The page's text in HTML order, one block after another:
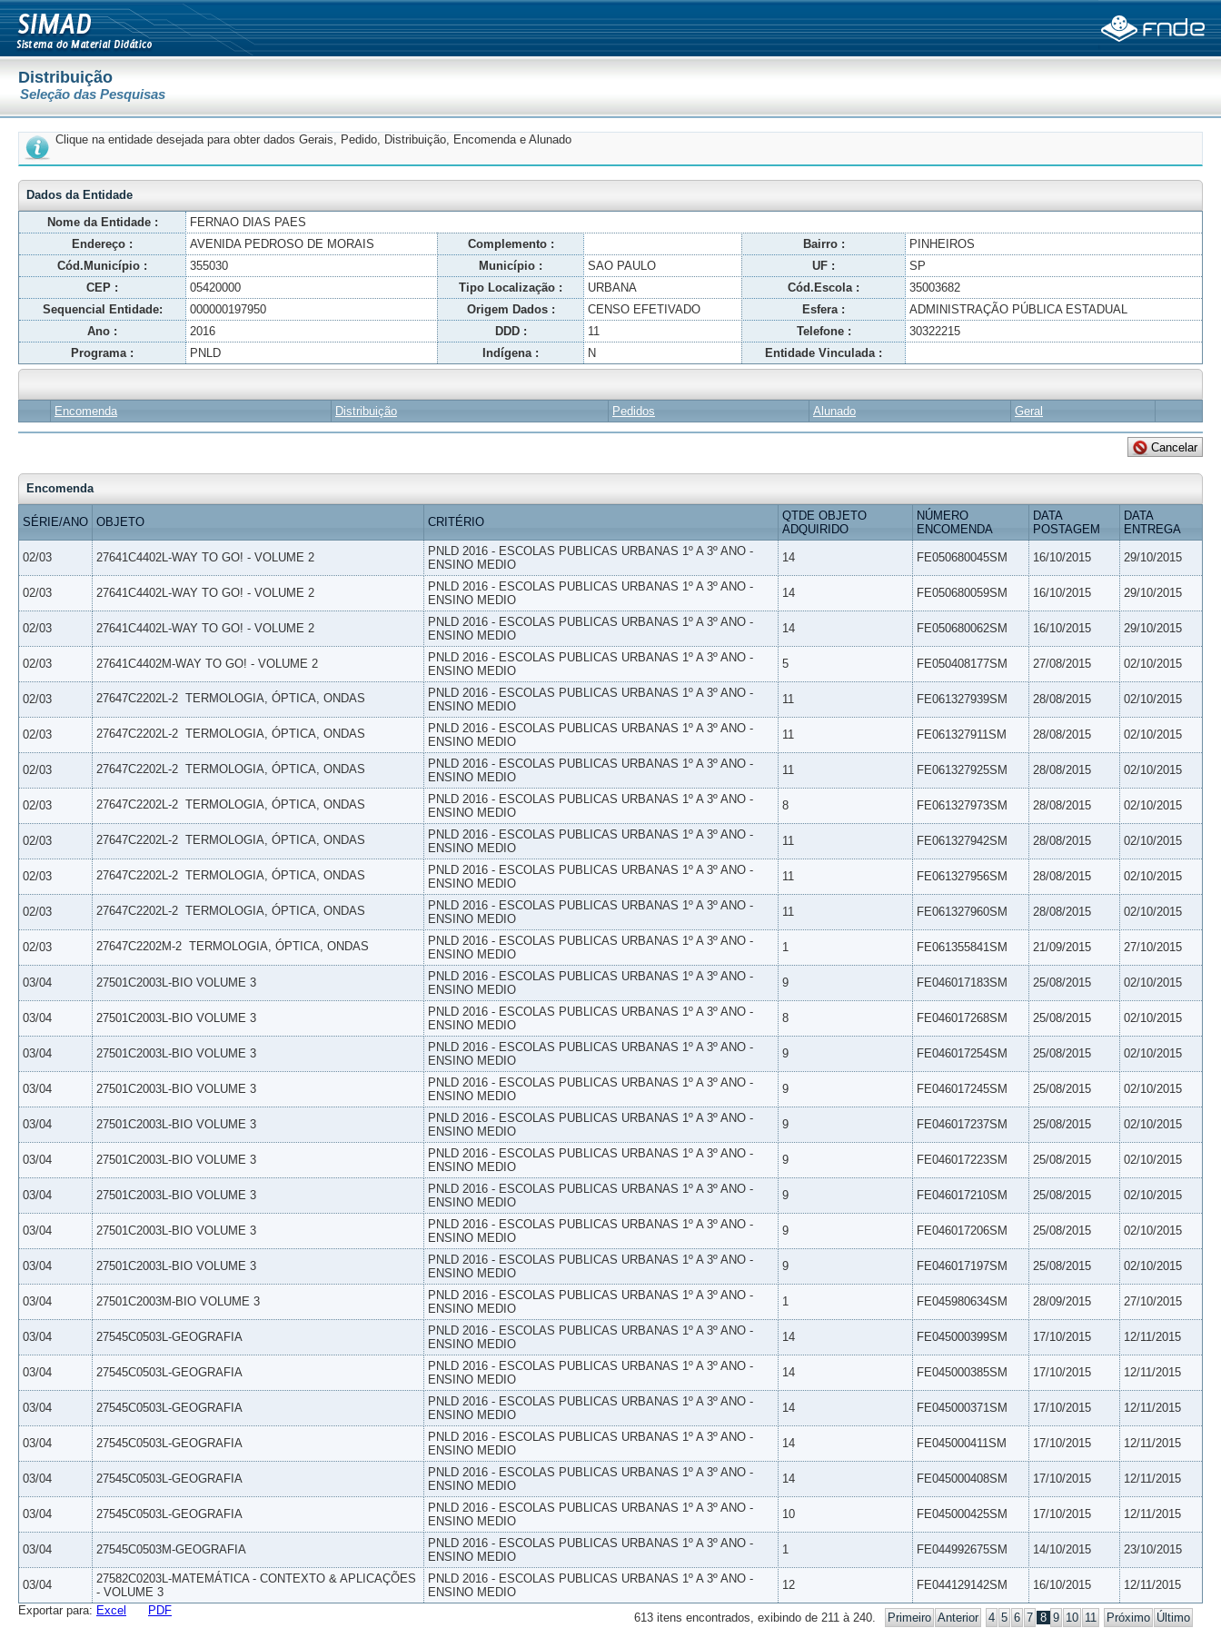
Distribuição
Seleção das Pesquisas
Clique na entidade desejada para obter dados Gerais, Pedido, Distribuição, Encomenda e Alunado
Dados da Entidade
Nome da Entidade :
FERNAO DIAS PAES
Endereço :
AVENIDA PEDROSO DE MORAIS Complemento : Bairro :
PINHEIROS
Cód.Município :
355030 Município : SAO PAULO UF :
SP
CEP :
05420000 Tipo Localização : URBANA Cód.Escola :
35003682
Sequencial Entidade:
000000197950 Origem Dados : CENSO EFETIVADO Esfera :
ADMINISTRAÇÃO PÚBLICA ESTADUAL
Ano :
2016 DDD : 11 Telefone :
30322215
Programa :
PNLD Indígena : N Entidade Vinculada :
Encomenda Distribuição Pedidos Alunado Geral
Encomenda
SÉRIE/ANO OBJETO CRITÉRIO
QTDE OBJETO
ADQUIRIDO
NÚMERO
ENCOMENDA
DATA
POSTAGEM
DATA
ENTREGA
02/03 27641C4402L-WAY TO GO! - VOLUME 2
PNLD 2016 - ESCOLAS PUBLICAS URBANAS 1º A 3º ANO -
ENSINO MEDIO
14 FE050680045SM 16/10/2015 29/10/2015
02/03 27641C4402L-WAY TO GO! - VOLUME 2
PNLD 2016 - ESCOLAS PUBLICAS URBANAS 1º A 3º ANO -
ENSINO MEDIO
14 FE050680059SM 16/10/2015 29/10/2015
02/03 27641C4402L-WAY TO GO! - VOLUME 2
PNLD 2016 - ESCOLAS PUBLICAS URBANAS 1º A 3º ANO -
ENSINO MEDIO
14 FE050680062SM 16/10/2015 29/10/2015
02/03 27641C4402M-WAY TO GO! - VOLUME 2
PNLD 2016 - ESCOLAS PUBLICAS URBANAS 1º A 3º ANO -
ENSINO MEDIO
5 FE050408177SM 27/08/2015 02/10/2015
02/03 27647C2202L-2  TERMOLOGIA, ÓPTICA, ONDAS
PNLD 2016 - ESCOLAS PUBLICAS URBANAS 1º A 3º ANO -
ENSINO MEDIO
11 FE061327939SM 28/08/2015 02/10/2015
02/03 27647C2202L-2  TERMOLOGIA, ÓPTICA, ONDAS
PNLD 2016 - ESCOLAS PUBLICAS URBANAS 1º A 3º ANO -
ENSINO MEDIO
11 FE061327911SM 28/08/2015 02/10/2015
02/03 27647C2202L-2  TERMOLOGIA, ÓPTICA, ONDAS
PNLD 2016 - ESCOLAS PUBLICAS URBANAS 1º A 3º ANO -
ENSINO MEDIO
11 FE061327925SM 28/08/2015 02/10/2015
02/03 27647C2202L-2  TERMOLOGIA, ÓPTICA, ONDAS
PNLD 2016 - ESCOLAS PUBLICAS URBANAS 1º A 3º ANO -
ENSINO MEDIO
8 FE061327973SM 28/08/2015 02/10/2015
02/03 27647C2202L-2  TERMOLOGIA, ÓPTICA, ONDAS
PNLD 2016 - ESCOLAS PUBLICAS URBANAS 1º A 3º ANO -
ENSINO MEDIO
11 FE061327942SM 28/08/2015 02/10/2015
02/03 27647C2202L-2  TERMOLOGIA, ÓPTICA, ONDAS
PNLD 2016 - ESCOLAS PUBLICAS URBANAS 1º A 3º ANO -
ENSINO MEDIO
11 FE061327956SM 28/08/2015 02/10/2015
02/03 27647C2202L-2  TERMOLOGIA, ÓPTICA, ONDAS
PNLD 2016 - ESCOLAS PUBLICAS URBANAS 1º A 3º ANO -
ENSINO MEDIO
11 FE061327960SM 28/08/2015 02/10/2015
02/03 27647C2202M-2  TERMOLOGIA, ÓPTICA, ONDAS
PNLD 2016 - ESCOLAS PUBLICAS URBANAS 1º A 3º ANO -
ENSINO MEDIO
1 FE061355841SM 21/09/2015 27/10/2015
03/04 27501C2003L-BIO VOLUME 3
PNLD 2016 - ESCOLAS PUBLICAS URBANAS 1º A 3º ANO -
ENSINO MEDIO
9 FE046017183SM 25/08/2015 02/10/2015
03/04 27501C2003L-BIO VOLUME 3
PNLD 2016 - ESCOLAS PUBLICAS URBANAS 1º A 3º ANO -
ENSINO MEDIO
8 FE046017268SM 25/08/2015 02/10/2015
03/04 27501C2003L-BIO VOLUME 3
PNLD 2016 - ESCOLAS PUBLICAS URBANAS 1º A 3º ANO -
ENSINO MEDIO
9 FE046017254SM 25/08/2015 02/10/2015
03/04 27501C2003L-BIO VOLUME 3
PNLD 2016 - ESCOLAS PUBLICAS URBANAS 1º A 3º ANO -
ENSINO MEDIO
9 FE046017245SM 25/08/2015 02/10/2015
03/04 27501C2003L-BIO VOLUME 3
PNLD 2016 - ESCOLAS PUBLICAS URBANAS 1º A 3º ANO -
ENSINO MEDIO
9 FE046017237SM 25/08/2015 02/10/2015
03/04 27501C2003L-BIO VOLUME 3
PNLD 2016 - ESCOLAS PUBLICAS URBANAS 1º A 3º ANO -
ENSINO MEDIO
9 FE046017223SM 25/08/2015 02/10/2015
03/04 27501C2003L-BIO VOLUME 3
PNLD 2016 - ESCOLAS PUBLICAS URBANAS 1º A 3º ANO -
ENSINO MEDIO
9 FE046017210SM 25/08/2015 02/10/2015
03/04 27501C2003L-BIO VOLUME 3
PNLD 2016 - ESCOLAS PUBLICAS URBANAS 1º A 3º ANO -
ENSINO MEDIO
9 FE046017206SM 25/08/2015 02/10/2015
03/04 27501C2003L-BIO VOLUME 3
PNLD 2016 - ESCOLAS PUBLICAS URBANAS 1º A 3º ANO -
ENSINO MEDIO
9 FE046017197SM 25/08/2015 02/10/2015
03/04 27501C2003M-BIO VOLUME 3
PNLD 2016 - ESCOLAS PUBLICAS URBANAS 1º A 3º ANO -
ENSINO MEDIO
1 FE045980634SM 28/09/2015 27/10/2015
03/04 27545C0503L-GEOGRAFIA
PNLD 2016 - ESCOLAS PUBLICAS URBANAS 1º A 3º ANO -
ENSINO MEDIO
14 FE045000399SM 17/10/2015 12/11/2015
03/04 27545C0503L-GEOGRAFIA
PNLD 2016 - ESCOLAS PUBLICAS URBANAS 1º A 3º ANO -
ENSINO MEDIO
14 FE045000385SM 17/10/2015 12/11/2015
03/04 27545C0503L-GEOGRAFIA
PNLD 2016 - ESCOLAS PUBLICAS URBANAS 1º A 3º ANO -
ENSINO MEDIO
14 FE045000371SM 17/10/2015 12/11/2015
03/04 27545C0503L-GEOGRAFIA
PNLD 2016 - ESCOLAS PUBLICAS URBANAS 1º A 3º ANO -
ENSINO MEDIO
14 FE045000411SM 17/10/2015 12/11/2015
03/04 27545C0503L-GEOGRAFIA
PNLD 2016 - ESCOLAS PUBLICAS URBANAS 1º A 3º ANO -
ENSINO MEDIO
14 FE045000408SM 17/10/2015 12/11/2015
03/04 27545C0503L-GEOGRAFIA
PNLD 2016 - ESCOLAS PUBLICAS URBANAS 1º A 3º ANO -
ENSINO MEDIO
10 FE045000425SM 17/10/2015 12/11/2015
03/04 27545C0503M-GEOGRAFIA
PNLD 2016 - ESCOLAS PUBLICAS URBANAS 1º A 3º ANO -
ENSINO MEDIO
1 FE044992675SM 14/10/2015 23/10/2015
03/04
27582C0203L-MATEMÁTICA - CONTEXTO & APLICAÇÕES
- VOLUME 3
PNLD 2016 - ESCOLAS PUBLICAS URBANAS 1º A 3º ANO -
ENSINO MEDIO
12 FE044129142SM 16/10/2015 12/11/2015
613 itens encontrados, exibindo de 211 à 240. Primeiro Anterior 4 5 6 7 8 9 10 11 Próximo Último
Exportar para: Excel PDF